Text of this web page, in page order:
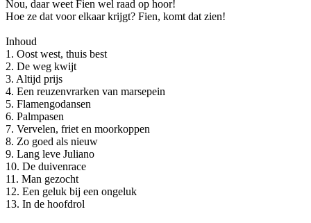
Nou, daar weet Fien wel raad op hoor!
Hoe ze dat voor elkaar krijgt? Fien, komt dat zien!
Inhoud
1. Oost west, thuis best
2. De weg kwijt
3. Altijd prijs
4. Een reuzenvrarken van marsepein
5. Flamengodansen
6. Palmpasen
7. Vervelen, friet en moorkoppen
8. Zo goed als nieuw
9. Lang leve Juliano
10. De duivenrace
11. Man gezocht
12. Een geluk bij een ongeluk
13. In de hoofdrol